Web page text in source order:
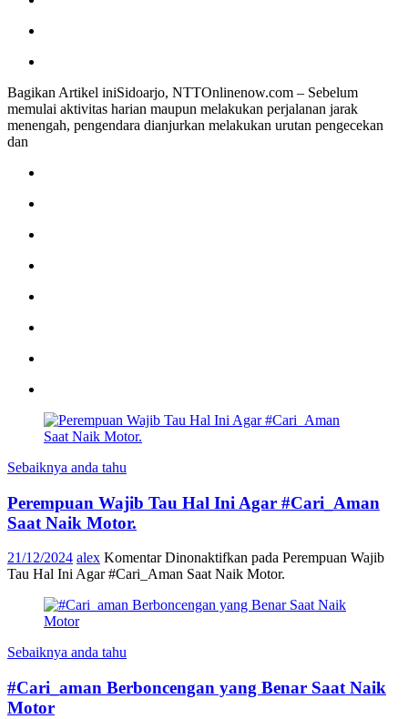
Bagikan Artikel iniSidoarjo, NTTOnlinenow.com – Sebelum
memulai aktivitas harian maupun melakukan perjalanan jarak
menengah, pengendara dianjurkan melakukan urutan pengecekan
dan
Sebaiknya anda tahu
Perempuan Wajib Tau Hal Ini Agar #Cari_Aman
Saat Naik Motor.
21/12/2024 alex Komentar Dinonaktifkan pada Perempuan Wajib
Tau Hal Ini Agar #Cari_Aman Saat Naik Motor.
Sebaiknya anda tahu
#Cari_aman Berboncengan yang Benar Saat Naik
Motor